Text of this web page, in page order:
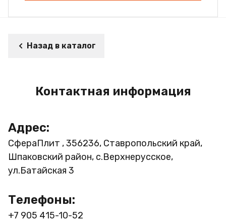
Назад в каталог
Контактная информация
Адрес:
СфераПлит , 356236, Ставропольский край,
Шпаковский район, с.Верхнерусское,
ул.Батайская 3
Телефоны:
+7 905 415-10-52